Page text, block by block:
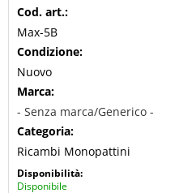
Cod. art.:
Max-5B
Condizione:
Nuovo
Marca:
- Senza marca/Generico -
Categoria:
Ricambi Monopattini
Disponibilità:
Disponibile